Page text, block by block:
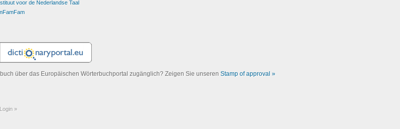
voor de Nederlandse Taal
über das Europäischen Wörterbuchportal zugänglich? Zeigen Sie unseren Stamp of approval »
»